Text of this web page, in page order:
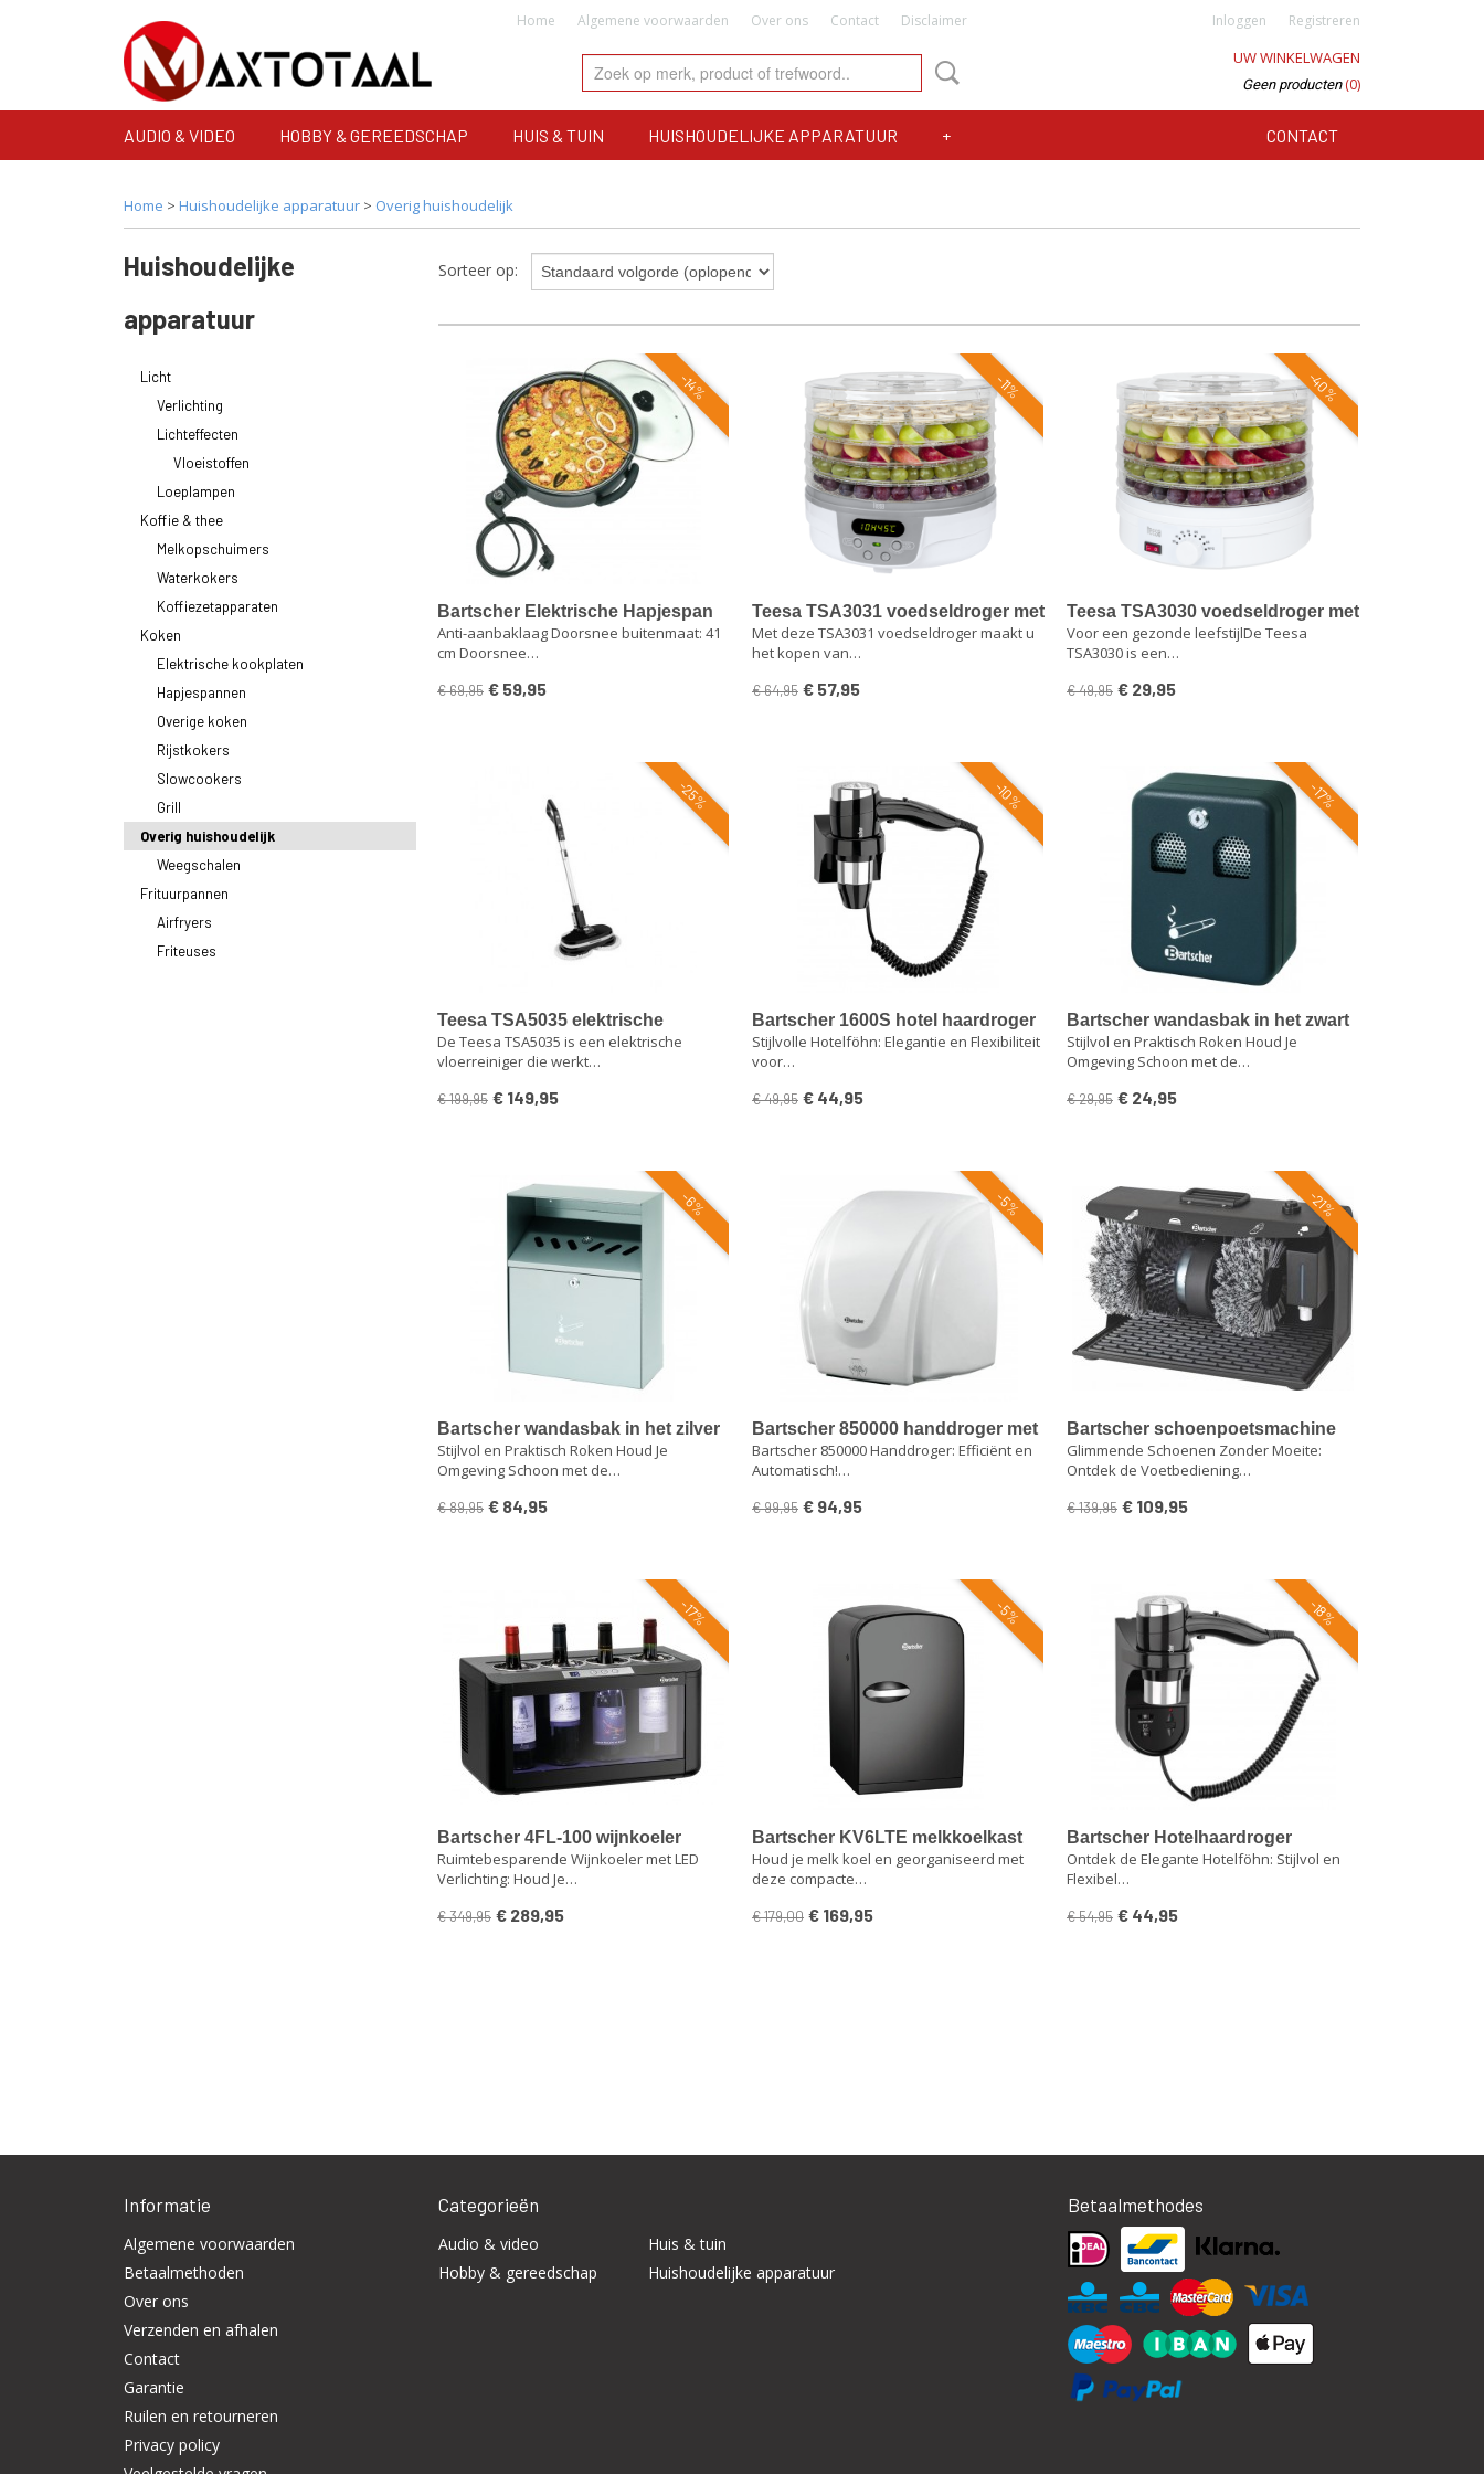
Home Algemene voorwaarden Over ons Contact Disclaimer Inloggen Registreren
UW WINKELWAGEN
Geen producten (0)
CONTACT
AUDIO & VIDEO HOBBY & GEREEDSCHAP HUIS & TUIN HUISHOUDELIJKE APPARATUUR +
Home > Huishoudelijke apparatuur > Overig huishoudelijk
Huishoudelijke
apparatuur
Licht
Verlichting
Lichteffecten
Vloeistoffen
Loeplampen
Koffie & thee
Melkopschuimers
Waterkokers
Koffiezetapparaten
Koken
Elektrische kookplaten
Hapjespannen
Overige koken
Rijstkokers
Slowcookers
Grill
Overig huishoudelijk
Weegschalen
Frituurpannen
Airfryers
Friteuses
Sorteer op:
-14%
Bartscher Elektrische Hapjespan
Multipan 41cm doorsnede 1500
Watt 8 liter
Anti-aanbaklaag Doorsnee buitenmaat: 41
cm Doorsnee…
€ 69,95 € 59,95
-11%
Teesa TSA3031 voedseldroger met
LCD scherm
Met deze TSA3031 voedseldroger maakt u
het kopen van…
€ 64,95 € 57,95
-40%
Teesa TSA3030 voedseldroger met
instelbare temperatuur
Voor een gezonde leefstijlDe Teesa
TSA3030 is een…
€ 49,95 € 29,95
-25%
Teesa TSA5035 elektrische
vloerreiniger met accu
De Teesa TSA5035 is een elektrische
vloerreiniger die werkt…
€ 199,95 € 149,95
-10%
Bartscher 1600S hotel haardroger
1600 watt
Stijlvolle Hotelföhn: Elegantie en Flexibiliteit
voor…
€ 49,95 € 44,95
-17%
Bartscher wandasbak in het zwart
Stijlvol en Praktisch Roken Houd Je
Omgeving Schoon met de…
€ 29,95 € 24,95
-6%
Bartscher wandasbak in het zilver
6, 5 liter
Stijlvol en Praktisch Roken Houd Je
Omgeving Schoon met de…
€ 89,95 € 84,95
-5%
Bartscher 850000 handdroger met
warme lucht 2.1 kW
Bartscher 850000 Handdroger: Efficiënt en
Automatisch!…
€ 99,95 € 94,95
-21%
Bartscher schoenpoetsmachine
Glimmende Schoenen Zonder Moeite:
Ontdek de Voetbediening…
€ 139,95 € 109,95
-17%
Bartscher 4FL-100 wijnkoeler
Ruimtebesparende Wijnkoeler met LED
Verlichting: Houd Je…
€ 349,95 € 289,95
-5%
Bartscher KV6LTE melkkoelkast
Houd je melk koel en georganiseerd met
deze compacte…
€ 179,00 € 169,95
-18%
Bartscher Hotelhaardroger
1600SR - Zwarte Wandföhn met
Scheerstopcontact
Ontdek de Elegante Hotelföhn: Stijlvol en
Flexibel…
€ 54,95 € 44,95
Informatie
Algemene voorwaarden
Betaalmethoden
Over ons
Verzenden en afhalen
Contact
Garantie
Ruilen en retourneren
Privacy policy
Categorieën
Audio & video
Hobby & gereedschap
Huis & tuin
Huishoudelijke apparatuur
Betaalmethodes